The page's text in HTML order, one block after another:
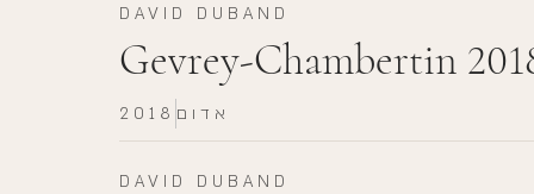
DAVID DUBAND
Gevrey-Chambertin
2018 אדום
DAVID DUBAND